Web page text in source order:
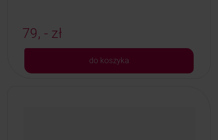
79, - zł
do koszyka